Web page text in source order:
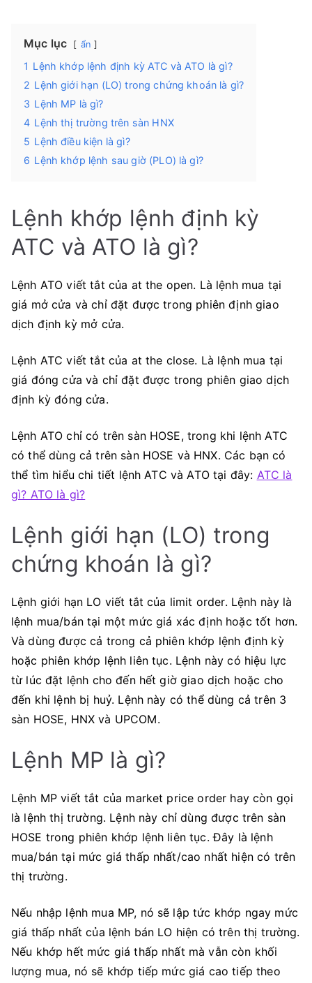
Mục lục ẩn
1 Lệnh khớp lệnh định kỳ ATC và ATO là gì?
2 Lệnh giới hạn (LO) trong chứng khoán là gì?
3 Lệnh MP là gì?
4 Lệnh thị trường trên sàn HNX
5 Lệnh điều kiện là gì?
6 Lệnh khớp lệnh sau giờ (PLO) là gì?
Lệnh khớp lệnh định kỳ
ATC và ATO là gì?
Lệnh ATO viết tắt của at the open. Là lệnh mua tại
giá mở cửa và chỉ đặt được trong phiên định giao
dịch định kỳ mở cửa.
Lệnh ATC viết tắt của at the close. Là lệnh mua tại
giá đóng cửa và chỉ đặt được trong phiên giao dịch
định kỳ đóng cửa.
Lệnh ATO chỉ có trên sàn HOSE, trong khi lệnh ATC
có thể dùng cả trên sàn HOSE và HNX. Các bạn có
thể tìm hiểu chi tiết lệnh ATC và ATO tại đây: ATC là
gì? ATO là gì?
Lệnh giới hạn (LO) trong
chứng khoán là gì?
Lệnh giới hạn LO viết tắt của limit order. Lệnh này là
lệnh mua/bán tại một mức giá xác định hoặc tốt hơn.
Và dùng được cả trong cả phiên khớp lệnh định kỳ
hoặc phiên khớp lệnh liên tục. Lệnh này có hiệu lực
từ lúc đặt lệnh cho đến hết giờ giao dịch hoặc cho
đến khi lệnh bị huỷ. Lệnh này có thể dùng cả trên 3
sàn HOSE, HNX và UPCOM.
Lệnh MP là gì?
Lệnh MP viết tắt của market price order hay còn gọi
là lệnh thị trường. Lệnh này chỉ dùng được trên sàn
HOSE trong phiên khớp lệnh liên tục. Đây là lệnh
mua/bán tại mức giá thấp nhất/cao nhất hiện có trên
thị trường.
Nếu nhập lệnh mua MP, nó sẽ lập tức khớp ngay mức
giá thấp nhất của lệnh bán LO hiện có trên thị trường.
Nếu khớp hết mức giá thấp nhất mà vẫn còn khối
lượng mua, nó sẽ khớp tiếp mức giá cao tiếp theo